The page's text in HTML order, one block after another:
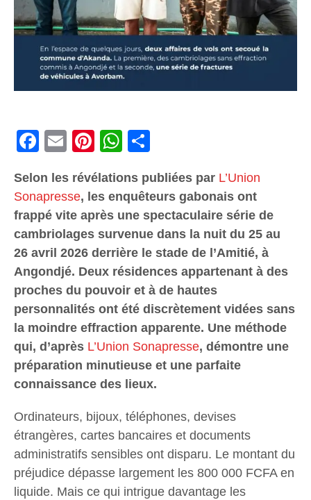
Facebook
Email PinterestWhatsApp
Selon les révélations publiées par L’Union
Sonapresse, les enquêteurs gabonais ont
frappé vite après une spectaculaire série de
cambriolages survenue dans la nuit du 25 au
26 avril 2026 derrière le stade de l’Amitié, à
Angondjé. Deux résidences appartenant à des
proches du pouvoir et à de hautes
personnalités ont été discrètement vidées sans
la moindre effraction apparente. Une méthode
qui, d’après L’Union Sonapresse, démontre une
préparation minutieuse et une parfaite
connaissance des lieux.
Ordinateurs, bijoux, téléphones, devises
étrangères, cartes bancaires et documents
administratifs sensibles ont disparu. Le montant du
préjudice dépasse largement les 800 000 FCFA en
liquide. Mais ce qui intrigue davantage les